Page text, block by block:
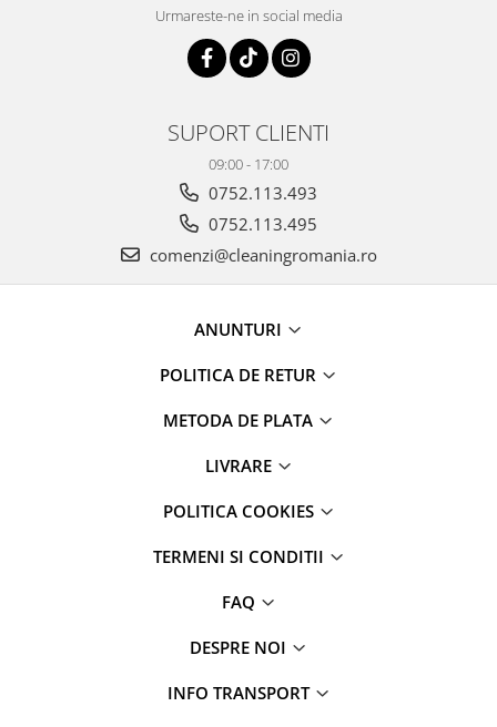
Urmareste-ne in social media
SUPORT CLIENTI
09:00 - 17:00
0752.113.493
0752.113.495
comenzi@cleaningromania.ro
ANUNTURI
POLITICA DE RETUR
METODA DE PLATA
LIVRARE
POLITICA COOKIES
TERMENI SI CONDITII
FAQ
DESPRE NOI
INFO TRANSPORT